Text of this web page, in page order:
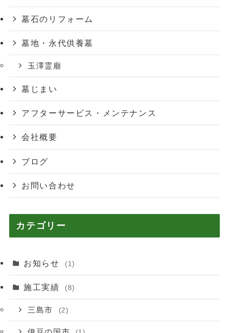
墓石のリフォーム
墓地・永代供養墓
玉澤霊廟
墓じまい
アフターサービス・メンテナンス
会社概要
ブログ
お問い合わせ
カテゴリー
お知らせ (1)
施工実績 (8)
三島市 (2)